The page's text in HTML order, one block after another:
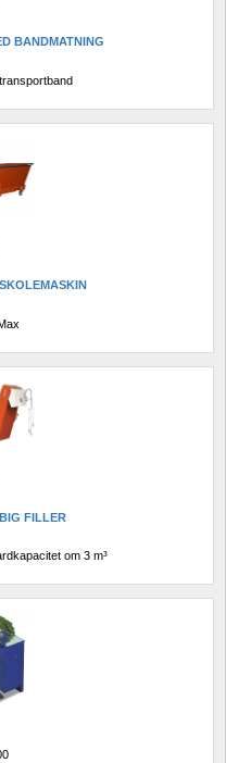
BANDMATNING
FILLER
om 3 m³